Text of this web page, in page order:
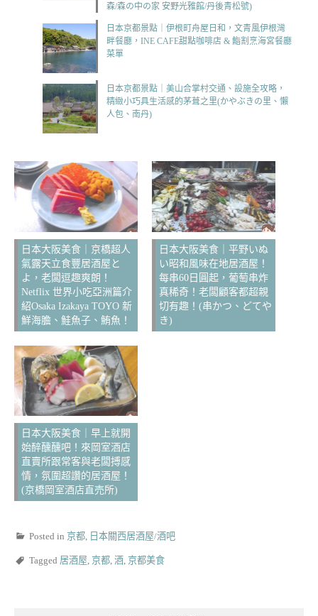
森/森の中の家 安野光雅館/丹後青松號)
日本京都景點｜伊根町舟屋日和，文青風伊根灣
畔餐廳，INE CAFE甜點咖啡店 & 鮨割烹海宮餐廳
菜單
日本京都景點｜美山合掌村交通、設施全攻略，
精緻小巧具生活感的茅葺之里(かやぶきの里、懶
人包、南丹)
日本大阪美食｜京橋超人
氣露天立食豐居酒屋と
よ，老闆逗趣爽朗！
Netflix 世界小吃亞洲篇介
紹Osaka Izakaya TOYO 新
鮮海膽、鮭魚子、鮪魚！
日本大阪美食｜平野いぬ
い昭和風味在地居酒屋！
每串60日圓起，葡萄串炸
真稀奇！老闆顧客都超親
切有趣！(串かつ、どてや
き)
日本大阪美食｜早上就開
始醉醺醺吧！來岡室酒店
直賣所跟常客與老闆搏感
情，氛圍超讚的居酒屋！
(京橋岡室酒店直売所)
Posted in 京都 日本關西居酒屋/酒吧
Tagged 居酒屋 京都 酒 京都美食